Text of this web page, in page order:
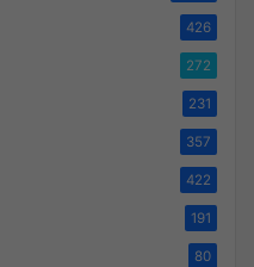
426
272
231
357
422
191
80